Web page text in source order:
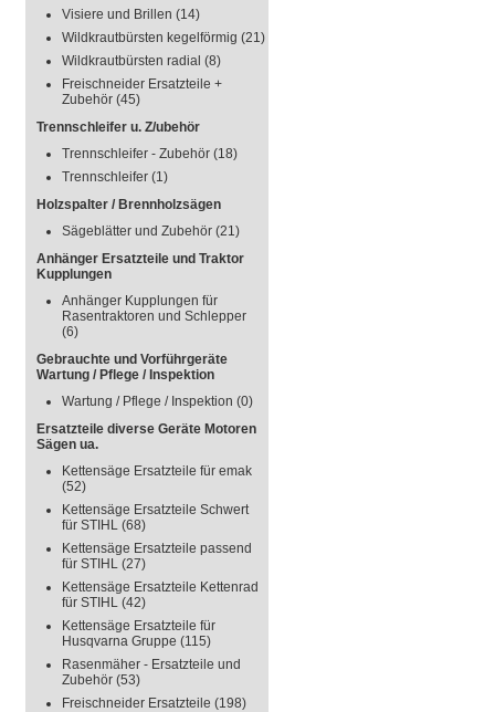
Visiere und Brillen (14)
Wildkrautbürsten kegelförmig (21)
Wildkrautbürsten radial (8)
Freischneider Ersatzteile +
Zubehör (45)
Trennschleifer u. Z/ubehör
Trennschleifer - Zubehör (18)
Trennschleifer (1)
Holzspalter / Brennholzsägen
Sägeblätter und Zubehör (21)
Anhänger Ersatzteile und Traktor
Kupplungen
Anhänger Kupplungen für
Rasentraktoren und Schlepper
(6)
Gebrauchte und Vorführgeräte
Wartung / Pflege / Inspektion
Wartung / Pflege / Inspektion (0)
Ersatzteile diverse Geräte Motoren
Sägen ua.
Kettensäge Ersatzteile für emak
(52)
Kettensäge Ersatzteile Schwert
für STIHL (68)
Kettensäge Ersatzteile passend
für STIHL (27)
Kettensäge Ersatzteile Kettenrad
für STIHL (42)
Kettensäge Ersatzteile für
Husqvarna Gruppe (115)
Rasenmäher - Ersatzteile und
Zubehör (53)
Freischneider Ersatzteile (198)